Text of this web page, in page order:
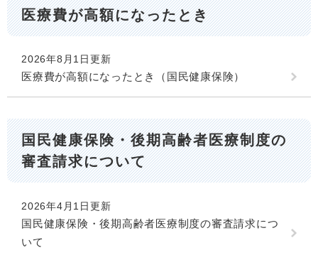
医療費が高額になったとき
2026年8月1日更新
医療費が高額になったとき（国民健康保険）
国民健康保険・後期高齢者医療制度の
審査請求について
2026年4月1日更新
国民健康保険・後期高齢者医療制度の審査請求につ
いて